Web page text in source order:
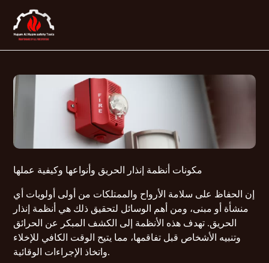
مكونات أنظمة إنذار الحريق وأنواعها وكيفية عملها
إن الحفاظ على سلامة الأرواح والممتلكات من أولى أولويات أي
منشأة أو مبنى، ومن أهم الوسائل لتحقيق ذلك هي أنظمة إنذار
الحريق. تهدف هذه الأنظمة إلى الكشف المبكر عن الحرائق
وتنبيه الأشخاص قبل تفاقمها، مما يتيح الوقت الكافي للإخلاء
واتخاذ الإجراءات الوقائية.